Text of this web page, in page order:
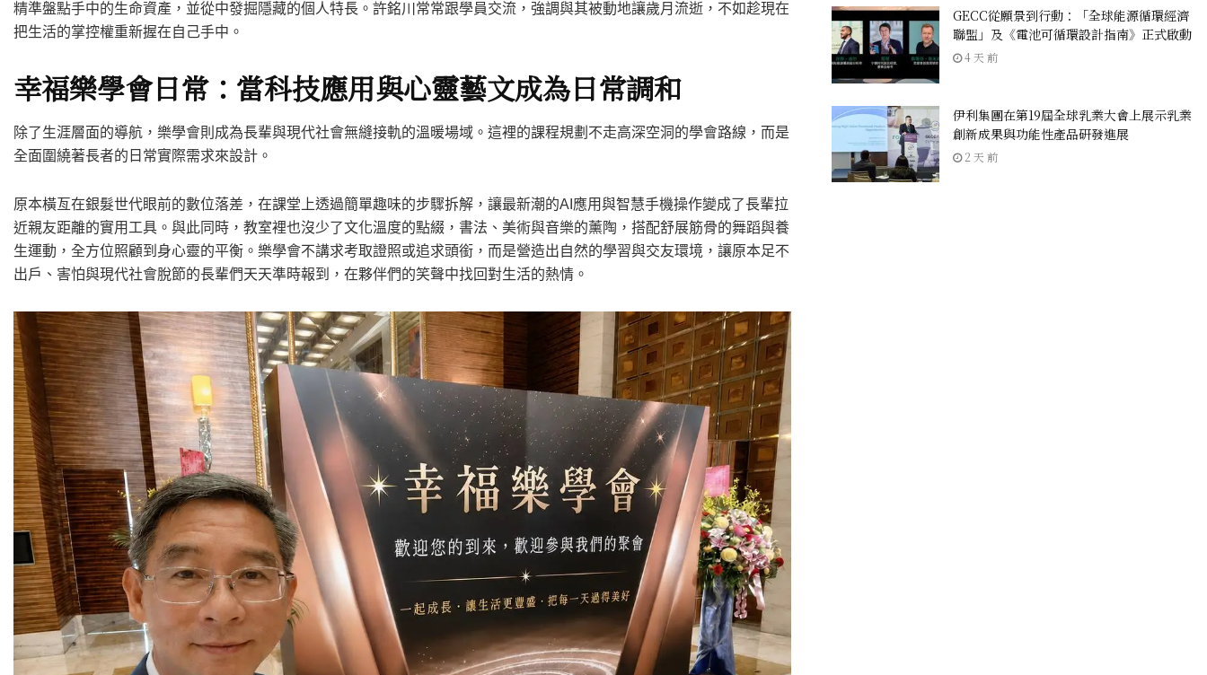
精準盤點手中的生命資產，並從中發掘隱藏的個人特長。許銘川常常跟學員交流，強調與其被動地讓歲月流逝，不如趁現在
把生活的掌控權重新握在自己手中。
幸福樂學會日常：當科技應用與心靈藝文成為日常調和
除了生涯層面的導航，樂學會則成為長輩與現代社會無縫接軌的溫暖場域。這裡的課程規劃不走高深空洞的學會路線，而是
全面圍繞著長者的日常實際需求來設計。
原本橫亙在銀髮世代眼前的數位落差，在課堂上透過簡單趣味的步驟拆解，讓最新潮的AI應用與智慧手機操作變成了長輩拉
近親友距離的實用工具。與此同時，教室裡也沒少了文化溫度的點綴，書法、美術與音樂的薰陶，搭配舒展筋骨的舞蹈與養
生運動，全方位照顧到身心靈的平衡。樂學會不講求考取證照或追求頭銜，而是營造出自然的學習與交友環境，讓原本足不
出戶、害怕與現代社會脫節的長輩們天天準時報到，在夥伴們的笑聲中找回對生活的熱情。
GECC從願景到行動：「全球能源循環經濟
聯盟」及《電池可循環設計指南》正式啟動
4 天 前
伊利集團在第19屆全球乳業大會上展示乳業
創新成果與功能性產品研發進展
2 天 前